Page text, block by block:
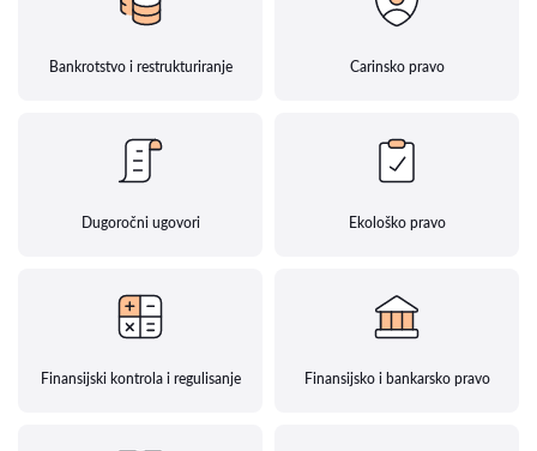
Bankrotstvo i restrukturiranje Carinsko pravo
Dugoročni ugovori Ekološko pravo
Finansijski kontrola i regulisanje Finansijsko i bankarsko pravo